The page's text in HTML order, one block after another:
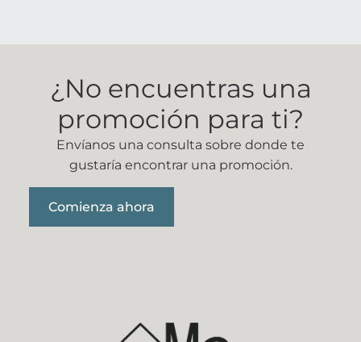
¿No encuentras una
promoción para ti?
Envíanos una consulta sobre donde te
gustaría encontrar una promoción.
Comienza ahora